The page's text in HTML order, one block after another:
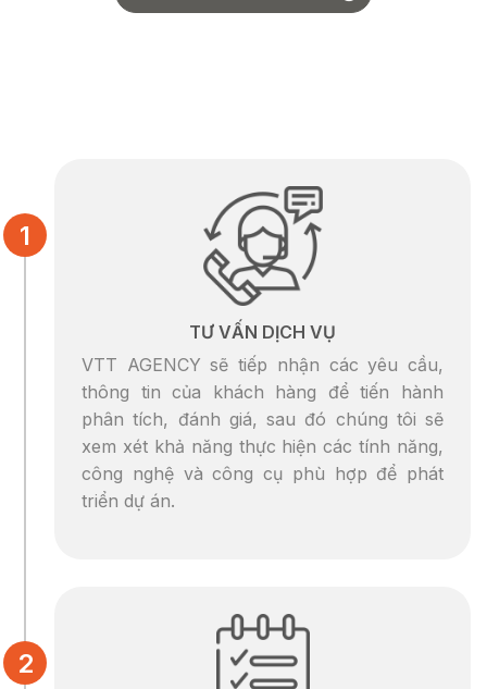
TƯ VẤN DỊCH VỤ
VTT AGENCY sẽ tiếp nhận các yêu cầu,
thông tin của khách hàng để tiến hành
phân tích, đánh giá, sau đó chúng tôi sẽ
xem xét khả năng thực hiện các tính năng,
công nghệ và công cụ phù hợp để phát
triển dự án.